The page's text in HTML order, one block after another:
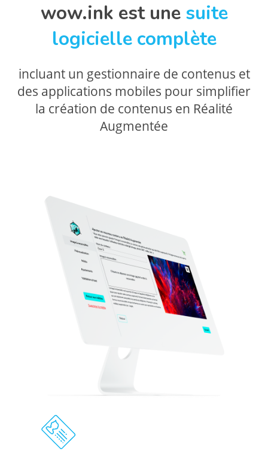
wow.ink est une suite
logicielle complète
incluant un gestionnaire de contenus et
des applications mobiles pour simplifier
la création de contenus en Réalité
Augmentée